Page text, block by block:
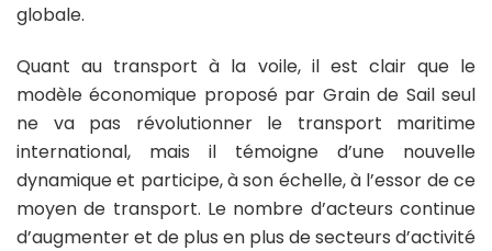
globale.
Quant au transport à la voile, il est clair que le
modèle économique proposé par Grain de Sail seul
ne va pas révolutionner le transport maritime
international, mais il témoigne d’une nouvelle
dynamique et participe, à son échelle, à l’essor de ce
moyen de transport. Le nombre d’acteurs continue
d’augmenter et de plus en plus de secteurs d’activité